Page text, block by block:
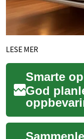
LESE MER
God
å holde
ryddig og